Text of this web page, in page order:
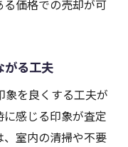
る価格での売却が可
がる工夫
を良くする工夫が
感じる印象が査定
室内の清掃や不要